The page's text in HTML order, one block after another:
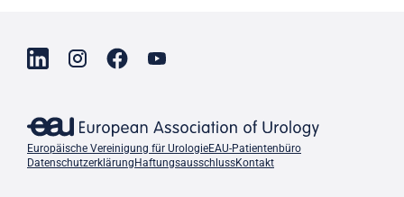
Europäische Vereinigung für UrologieEAU-Patientenbüro
Datenschutzerklärung HaftungsausschlussKontakt